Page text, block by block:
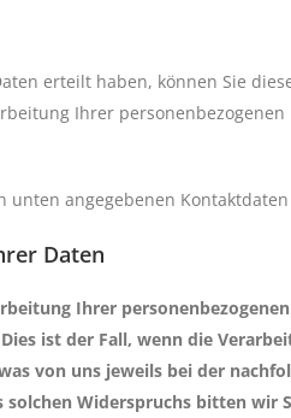
erteilt haben, können Sie
Ihrer personenbezogenen
unten angegebenen
Daten
Ihrer
ist der Fall, wenn die
von uns jeweils bei der
Widerspruchs bitten wir